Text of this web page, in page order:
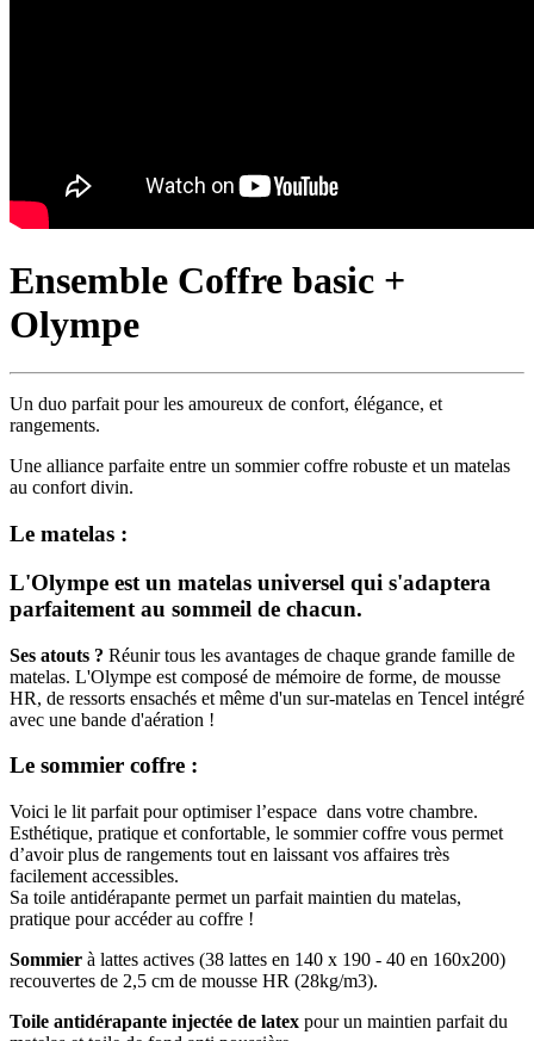
Ensemble Coffre basic +
Olympe
Un duo parfait pour les amoureux de confort, élégance, et
rangements.
Une alliance parfaite entre un sommier coffre robuste et un matelas
au confort divin.
Le matelas :
L'Olympe est un matelas universel qui s'adaptera
parfaitement au sommeil de chacun.
Ses atouts ? Réunir tous les avantages de chaque grande famille de
matelas. L'Olympe est composé de mémoire de forme, de mousse
HR, de ressorts ensachés et même d'un sur-matelas en Tencel intégré
avec une bande d'aération !
Le sommier coffre :
Voici le lit parfait pour optimiser l’espace dans votre chambre.
Esthétique, pratique et confortable, le sommier coffre vous permet
d’avoir plus de rangements tout en laissant vos affaires très
facilement accessibles.
Sa toile antidérapante permet un parfait maintien du matelas,
pratique pour accéder au coffre !
Sommier à lattes actives (38 lattes en 140 x 190 - 40 en 160x200)
recouvertes de 2,5 cm de mousse HR (28kg/m3).
Toile antidérapante injectée de latex pour un maintien parfait du